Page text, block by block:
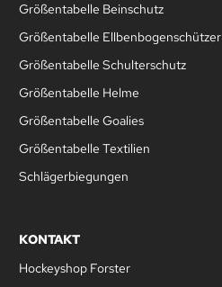
Größentabelle Beinschutz
Größentabelle Ellbenbogenschützer
Größentabelle Schulterschutz
Größentabelle Helme
Größentabelle Goalies
Größentabelle Textilien
Schlägerbiegungen
KONTAKT
Hockeyshop Forster